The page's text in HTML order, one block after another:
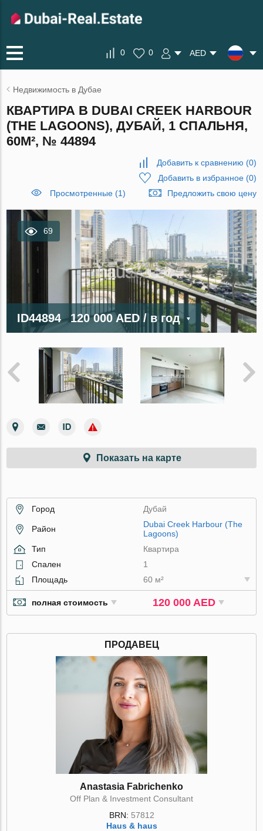
0 0 AED
Недвижимость в Дубае
КВАРТИРА В DUBAI CREEK HARBOUR
(THE LAGOONS), ДУБАЙ, 1 СПАЛЬНЯ,
60М², № 44894
Добавить к сравнению (0)
Добавить в избранное(0)
Просмотренные (1)
Предложить свою цену
69
ID44894 120 000 AED/ в год
Показать на карте
Город Дубай
Район
Dubai Creek Harbour (The
Lagoons)
Тип
Квартира
Спален
1
Площадь
60 м²
полная стоимость 120 000 AED
ПРОДАВЕЦ
Anastasia Fabrichenko
Off Plan & Investment Consultant
BRN: 57812
Haus & haus